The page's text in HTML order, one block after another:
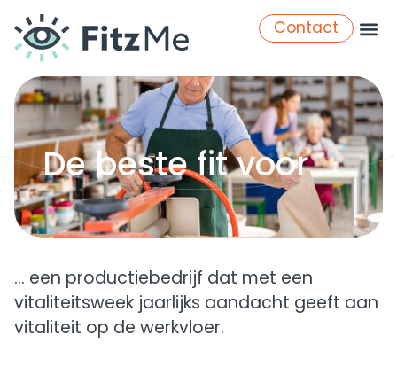
Contact
De beste fit voor …
… een productiebedrijf dat met een
vitaliteitsweek jaarlijks aandacht geeft aan
vitaliteit op de werkvloer.